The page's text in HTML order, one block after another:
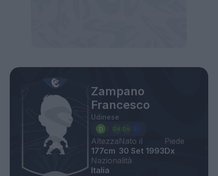
Zampano
Francesco
Udinese
Altezza
177cm
Nato il
30 Set 1993
Piede
Dx
Nazionalità
Italia